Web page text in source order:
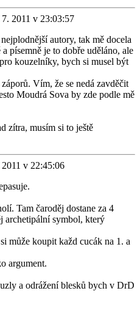
7. 2011 v 23:03:57
autory, tak mě docela
písemně je to dobře uděláno, ale
kouzelníky, bych si musel být
Vím, že se nedá zavděčit
Moudrá Sova by zde podle mě
zítra, musím si to ještě
v 22:45:06
Tam čaroděj dostane za 4
archetipální symbol, který
může koupit každ cucák na 1. a
argument.
a odrážení blesků bych v DrD